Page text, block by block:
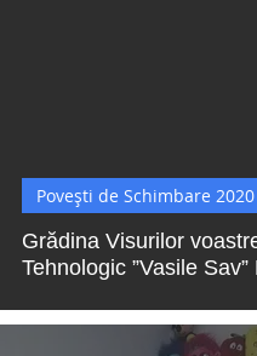
Grădina Visurilor
Tehnologic ”Vasile Sav”
Povești de Schimbare 2020